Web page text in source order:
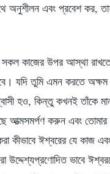
অনুশীলন এবং প্রবেশ কর,
কাজের উপর আস্থা
যদি তুমি এমন করতে
হও, কিন্তু কখনই তাঁকে
আত্মসমর্পণ করুন এবং
ঈশ্বরের যে কাজ এবং
উদ্দেশ্যপ্রণোদিত ভাবে